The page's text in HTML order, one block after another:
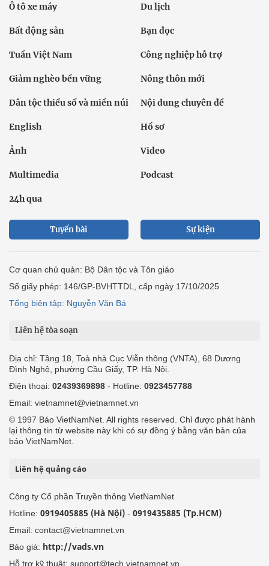
Ô tô xe máy Du lịch
Bất động sản Bạn đọc
Tuần Việt Nam Công nghiệp hỗ trợ
Giảm nghèo bền vững Nông thôn mới
Dân tộc thiểu số và miền núi Nội dung chuyên đề
English Hồ sơ
Ảnh Video
Multimedia Podcast
24h qua
Tuyến bài Sự kiện
Cơ quan chủ quản: Bộ Dân tộc và Tôn giáo
Số giấy phép: 146/GP-BVHTTDL, cấp ngày 17/10/2025
Tổng biên tập: Nguyễn Văn Bá
Liên hệ tòa soạn
Địa chỉ: Tầng 18, Toà nhà Cục Viễn thông (VNTA), 68 Dương
Đình Nghệ, phường Cầu Giấy, TP. Hà Nội.
Điện thoại: 02439369898 - Hotline: 0923457788
Email: vietnamnet@vietnamnet.vn
© 1997 Báo VietNamNet. All rights reserved. Chỉ được phát hành
lại thông tin từ website này khi có sự đồng ý bằng văn bản của
báo VietNamNet.
Liên hệ quảng cáo
Công ty Cổ phần Truyền thông VietNamNet
Hotline: 0919405885 (Hà Nội) - 0919435885 (Tp.HCM)
Email: contact@vietnamnet.vn
Báo giá: http://vads.vn
Hỗ trợ kỹ thuật: support@tech.vietnamnet.vn